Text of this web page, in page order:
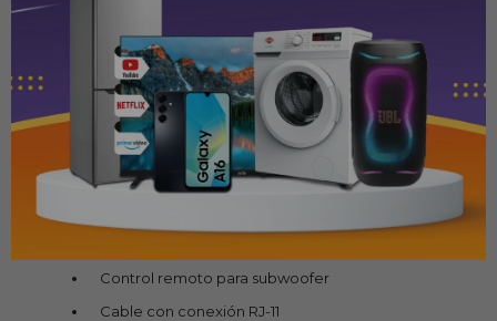
Diseño: Compacto y elegante
Instalación: Fácil y discreta
Aplicación: Compatible con sistemas de audio originales
y personalizados
Incluye:
Control remoto para subwoofer
Cable con conexión RJ-11